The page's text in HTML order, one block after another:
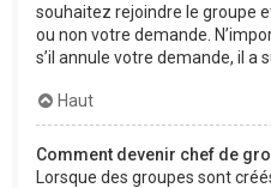
souhaitez rejoindre le groupe
ou non votre demande.
s’il annule votre demande, il a
Haut
Comment devenir chef de
Lorsque des groupes sont